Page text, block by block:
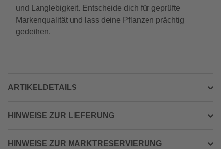
und Langlebigkeit. Entscheide dich für geprüfte
Markenqualität und lass deine Pflanzen prächtig
gedeihen.
ARTIKELDETAILS
HINWEISE ZUR LIEFERUNG
HINWEISE ZUR MARKTRESERVIERUNG